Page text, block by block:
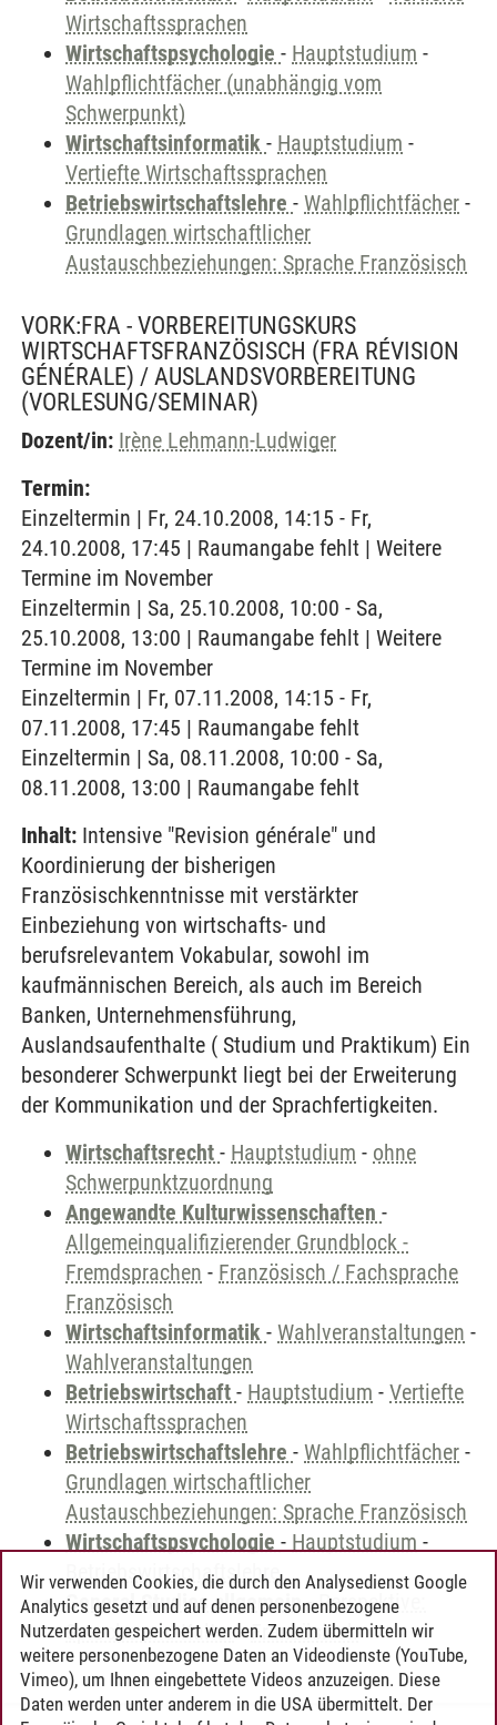
Wirtschaftssprachen
Wirtschaftspsychologie - Hauptstudium -
Wahlpflichtfächer (unabhängig vom
Schwerpunkt)
Wirtschaftsinformatik - Hauptstudium -
Vertiefte Wirtschaftssprachen
Betriebswirtschaftslehre - Wahlpflichtfächer -
Grundlagen wirtschaftlicher
Austauschbeziehungen: Sprache Französisch
VORK:FRA - VORBEREITUNGSKURS
WIRTSCHAFTSFRANZÖSISCH (FRA RÉVISION
GÉNÉRALE) / AUSLANDSVORBEREITUNG
(VORLESUNG/SEMINAR)
Dozent/in: Irène Lehmann-Ludwiger
Termin:
Einzeltermin | Fr, 24.10.2008, 14:15 - Fr,
24.10.2008, 17:45 | Raumangabe fehlt | Weitere
Termine im November
Einzeltermin | Sa, 25.10.2008, 10:00 - Sa,
25.10.2008, 13:00 | Raumangabe fehlt | Weitere
Termine im November
Einzeltermin | Fr, 07.11.2008, 14:15 - Fr,
07.11.2008, 17:45 | Raumangabe fehlt
Einzeltermin | Sa, 08.11.2008, 10:00 - Sa,
08.11.2008, 13:00 | Raumangabe fehlt
Inhalt: Intensive "Revision générale" und
Koordinierung der bisherigen
Französischkenntnisse mit verstärkter
Einbeziehung von wirtschafts- und
berufsrelevantem Vokabular, sowohl im
kaufmännischen Bereich, als auch im Bereich
Banken, Unternehmensführung,
Auslandsaufenthalte ( Studium und Praktikum) Ein
besonderer Schwerpunkt liegt bei der Erweiterung
der Kommunikation und der Sprachfertigkeiten.
Wirtschaftsrecht - Hauptstudium - ohne
Schwerpunktzuordnung
Angewandte Kulturwissenschaften -
Allgemeinqualifizierender Grundblock -
Fremdsprachen - Französisch / Fachsprache
Französisch
Wirtschaftsinformatik - Wahlveranstaltungen -
Wahlveranstaltungen
Betriebswirtschaft - Hauptstudium - Vertiefte
Wirtschaftssprachen
Betriebswirtschaftslehre - Wahlpflichtfächer -
Grundlagen wirtschaftlicher
Austauschbeziehungen: Sprache Französisch
Wirtschaftspsychologie - Hauptstudium -
Betriebswirtschaftslehre
General Studies allgemein-Perspektive:
Sprache und Kultur-Französisch
Wir verwenden Cookies, die durch den Analysedienst Google
Analytics gesetzt und auf denen personenbezogene
Nutzerdaten gespeichert werden. Zudem übermitteln wir
weitere personenbezogene Daten an Videodienste (YouTube,
Vimeo), um Ihnen eingebettete Videos anzuzeigen. Diese
Daten werden unter anderem in die USA übermittelt. Der